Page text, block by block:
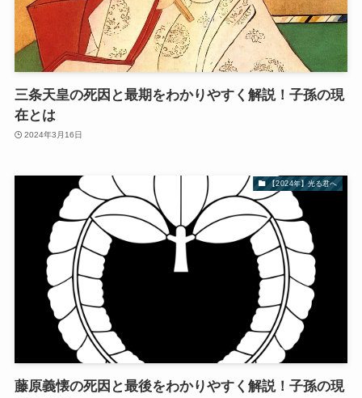
三条天皇の死因と最期をわかりやすく解説！子孫の現
在とは
2024年3月16日
【2024年】光る君へ
藤原義懐の死因と最後をわかりやすく解説！子孫の現